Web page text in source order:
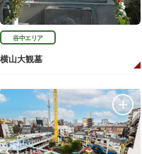
谷中エリア
横山大観墓